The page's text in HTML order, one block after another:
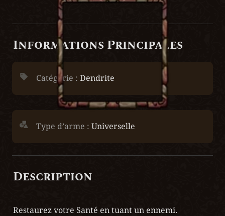
Informations Principales
Catégorie : Dendrite
Type d’arme : Universelle
Description
Restaurez votre Santé en tuant un ennemi.